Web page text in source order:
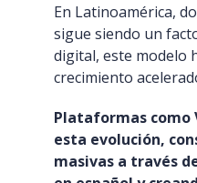
En Latinoamérica,
sigue siendo un
digital, este modelo
crecimiento
Plataformas como
esta evolución,
masivas a través